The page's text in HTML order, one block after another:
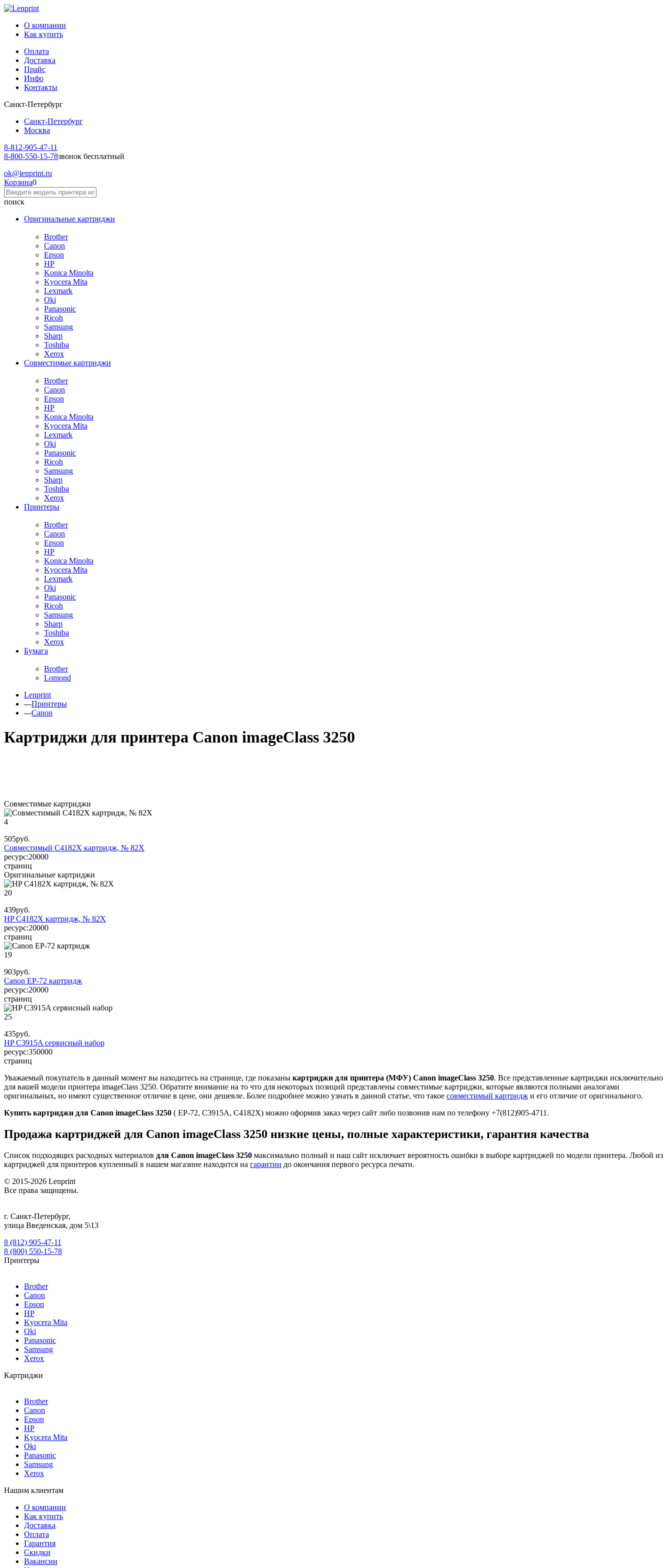
О компании
Как купить
Оплата
Доставка
Прайс
Инфо
Контакты
Санкт-Петербург
Санкт-Петербург
Москва
8-812-905-47-11
8-800-550-15-78звонок бесплатный
ok@lenprint.ru
Корзина0
поиск
Оригинальные картриджи
Brother
Canon
Epson
HP
Konica Minolta
Kyocera Mita
Lexmark
Oki
Panasonic
Ricoh
Samsung
Sharp
Toshiba
Xerox
Совместимые картриджи
Brother
Canon
Epson
HP
Konica Minolta
Kyocera Mita
Lexmark
Oki
Panasonic
Ricoh
Samsung
Sharp
Toshiba
Xerox
Принтеры
Brother
Canon
Epson
HP
Konica Minolta
Kyocera Mita
Lexmark
Oki
Panasonic
Ricoh
Samsung
Sharp
Toshiba
Xerox
Бумага
Brother
Lomond
Lenprint
---Принтеры
---Canon
Картриджи для принтера Canon imageClass 3250
Совместимые картриджи
4
505руб.
Совместимый C4182X картридж, № 82X
ресурс:20000
страниц
Оригинальные картриджи
20
439руб.
HP C4182X картридж, № 82X
ресурс:20000
страниц
19
903руб.
Canon EP-72 картридж
ресурс:20000
страниц
25
435руб.
HP C3915A сервисный набор
ресурс:350000
страниц
Уважаемый покупатель в данный момент вы находитесь на странице, где показаны картриджи для принтера (МФУ) Canon imageClass 3250. Все представленные картриджи исключительно
для вашей модели принтера imageClass 3250. Обратите внимание на то что для некоторых позиций представлены совместимые картриджи, которые являются полными аналогами
оригинальных, но имеют существенное отличие в цене, они дешевле. Более подробнее можно узнать в данной статье, что такое совместимый картридж и его отличие от оригинального.
Купить картриджи для Canon imageClass 3250 ( EP-72, C3915A, C4182X) можно оформив заказ через сайт либо позвонив нам по телефону +7(812)905-4711.
Продажа картриджей для Canon imageClass 3250 низкие цены, полные характеристики, гарантия качества
Список подходящих расходных материалов для Canon imageClass 3250 максимально полный и наш сайт исключает вероятность ошибки в выборе картриджей по модели принтера. Любой из
картриджей для принтеров купленный в нашем магазине находится на гарантии до окончания первого ресурса печати.
© 2015-2026 Lenprint
Все права защищены.
г. Санкт-Петербург,
улица Введенская, дом 5\13
8 (812) 905-47-11
8 (800) 550-15-78
Принтеры
Brother
Canon
Epson
HP
Kyocera Mita
Oki
Panasonic
Samsung
Xerox
Картриджи
Brother
Canon
Epson
HP
Kyocera Mita
Oki
Panasonic
Samsung
Xerox
Нашим клиентам
О компании
Как купить
Доставка
Оплата
Гарантия
Скидки
Вакансии